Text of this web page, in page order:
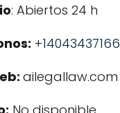
: Abiertos 24 h
+14043437166
ailegallaw.com